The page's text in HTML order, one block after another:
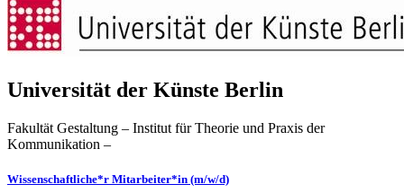
Uni­ver­si­tät der Künste Ber­lin
Fakultät Gestaltung – Institut für Theorie und Praxis der
Kommunikation –
Wissenschaftliche*r Mitarbeiter*in (m/w/d)